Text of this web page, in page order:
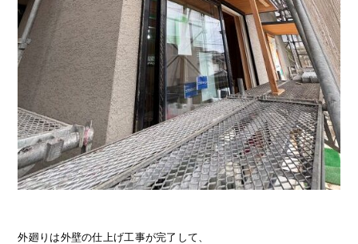
外廻りは外壁の仕上げ工事が完了して、